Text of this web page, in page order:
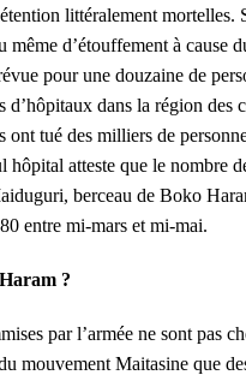
littéralement mortelles.
même d’étouffement à cause
pour une douzaine de
d’hôpitaux dans la région des
tué des milliers de
hôpital atteste que le nombre
berceau de Boko
entre mi-mars et mi-mai.
?
par l’armée ne sont pas
mouvement Maitasine que